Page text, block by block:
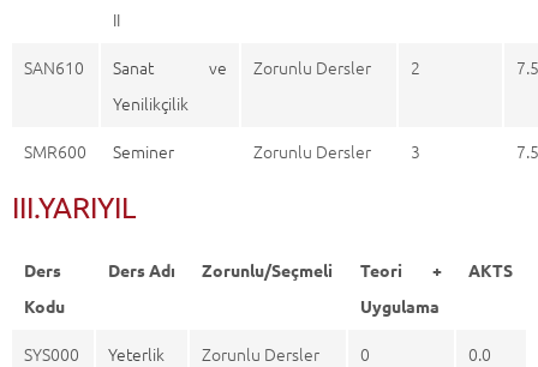
II
SAN610
Sanat ve
Yenilikçilik
Zorunlu Dersler 2 7.5
SMR600 Seminer Zorunlu Dersler 3 7.5
III.YARIYIL
Ders
Kodu
Ders Adı Zorunlu/Seçmeli
Teori +
Uygulama
AKTS
SYS000
Yeterlik
Zorunlu Dersler 0 0.0